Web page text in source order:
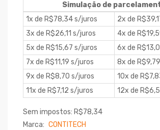
Simulação de
1x de R$78,34 s/juros
2x de
3x de R$26,11 s/juros
4x de
5x de R$15,67 s/juros
6x de
7x de R$11,19 s/juros
8x de
9x de R$8,70 s/juros
10x de
11x de R$7,12 s/juros
12x de
Sem impostos: R$78,34
Marca: CONTITECH